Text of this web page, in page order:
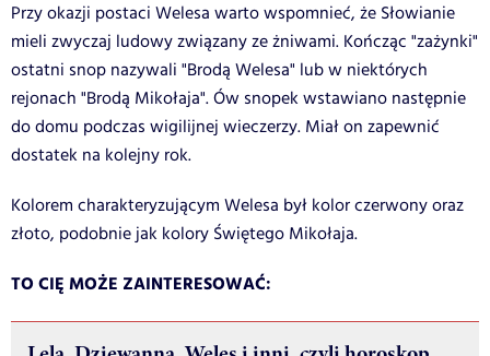
Przy okazji postaci Welesa warto wspomnieć, że Słowianie
mieli zwyczaj ludowy związany ze żniwami. Kończąc "zażynki"
ostatni snop nazywali "Brodą Welesa" lub w niektórych
rejonach "Brodą Mikołaja". Ów snopek wstawiano następnie
do domu podczas wigilijnej wieczerzy. Miał on zapewnić
dostatek na kolejny rok.
Kolorem charakteryzującym Welesa był kolor czerwony oraz
złoto, podobnie jak kolory Świętego Mikołaja.
TO CIĘ MOŻE ZAINTERESOWAĆ: